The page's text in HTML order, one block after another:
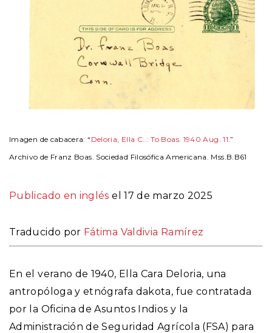
Imagen de cabacera: “ Deloria, Ella C..: To Boas. 1940 Aug. 11 .”
Archivo de Franz Boas. Sociedad Filosófica Americana. Mss.B.B61
Publicado en inglés el 17 de marzo 2025
Traducido por Fátima Valdivia Ramírez
En el verano de 1940, Ella Cara Deloria, una
antropóloga y etnógrafa dakota, fue contratada
por la Oficina de Asuntos Indios y la
Administración de Seguridad Agrícola (FSA) para